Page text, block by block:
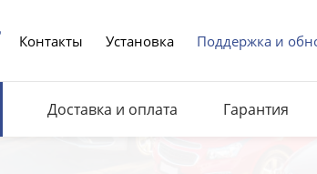
Контакты Установка Поддержка и
Доставка и оплата Гарантия